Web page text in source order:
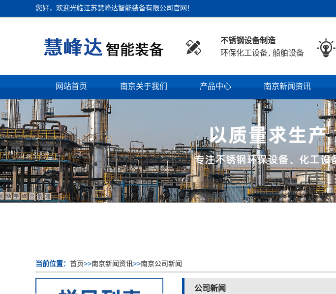
您好，欢迎光临江苏慧峰达智能装备有限公司官网！

不锈钢设备制造
环保化工设备,船舶设备

网站首页 南京关于我们 产品中心 南京新闻资讯
当前位置： 首页>>南京新闻资讯>>南京公司新闻
公司新闻